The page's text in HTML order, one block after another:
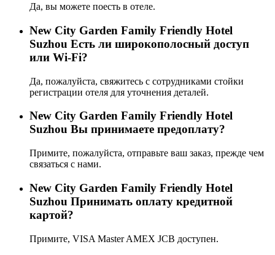
Да, вы можете поесть в отеле.
New City Garden Family Friendly Hotel
Suzhou Есть ли широкополосный доступ
или Wi-Fi?
Да, пожалуйста, свяжитесь с сотрудниками стойки
регистрации отеля для уточнения деталей.
New City Garden Family Friendly Hotel
Suzhou Вы принимаете предоплату?
Примите, пожалуйста, отправьте ваш заказ, прежде чем
связаться с нами.
New City Garden Family Friendly Hotel
Suzhou Принимать оплату кредитной
картой?
Примите, VISA Master AMEX JCB доступен.